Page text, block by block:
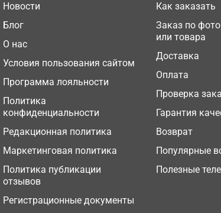
Новости
Блог
О нас
Условия пользования сайтом
Программа лояльности
Политика
конфиденциальности
Редакционная политика
Маркетинговая политика
Политика публикации
отзывов
Регистрационные документы
Как заказать
Заказ по
или товара
Доставка
Оплата
Проверка
Гарантия
Возврат
Популярные
Полезные